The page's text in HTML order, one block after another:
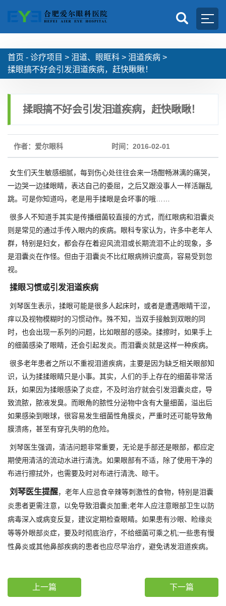
首页 - 诊疗项目 > 泪道、眼眶科 > 泪道疾病 >
揉眼搞不好会引发泪道疾病，赶快瞅瞅！
揉眼搞不好会引发泪道疾病，赶快瞅瞅！
作者：爱尔眼科 时间：2016-02-01
女生们天生敏感细腻，每到伤心处往往会来一场酣畅淋漓的痛哭，
一边哭一边揉眼睛，表达自己的委屈，之后又跟没事人一样活蹦乱
跳。可是你知道吗，老是用手揉眼是会坏事的哦……
很多人不知道手其实是传播细菌较直接的方式，而红眼病和泪囊炎
则是常见的通过手传入眼内的疾病。眼科专家认为，许多中老年人
群，特别是妇女，都会存在着迎风流泪或长期流泪不止的现象，多
是泪囊炎在作怪。但由于泪囊炎不比红眼病辨识度高，容易受到忽
视。
揉眼习惯或引发泪道疾病
刘琴医生表示，揉眼可能是很多人起床时，或者是遭遇眼睛干涩，
痒以及视物模糊时的习惯动作。殊不知，当双手接触到双眼的同
时，也会出现一系列的问题，比如眼部的感染。揉擦时，如果手上
的细菌感染了眼睛，还会引起发炎。而泪囊炎就是这样一种疾病。
很多老年患者之所以不重视泪道疾病，主要是因为缺乏相关眼部知
识，认为揉揉眼睛只是小事。其实，人们的手上存在的细菌非常活
跃，如果因为揉眼感染了炎症，不及时治疗就会引发泪囊炎症，导
致流脓，脓液发臭。而眼角的脓性分泌物中含有大量细菌，溢出后
如果感染到眼球，很容易发生细菌性角膜炎，严重时还可能导致角
膜溃疡，甚至有穿孔失明的危险。
刘琴医生强调，清洁问题非常重要，无论是手部还是眼部，都应定
期使用清洁的流动水进行清洗。如果眼部有不适，除了使用干净的
布进行擦拭外，也需要及时对布进行清洗、晾干。
刘琴医生提醒，老年人应忌食辛辣等刺激性的食物，特别是泪囊
炎患者更需注意，以免导致泪囊炎加重;老年人应注意眼部卫生以防
病毒深入或病变反复，建议定期检查眼睛。如果患有沙眼、睑缘炎
等等外眼部炎症，要及时彻底治疗，不给细菌可乘之机;一些患有慢
性鼻炎或其他鼻部疾病的患者也应尽早治疗，避免诱发泪道疾病。
上一篇 下一篇